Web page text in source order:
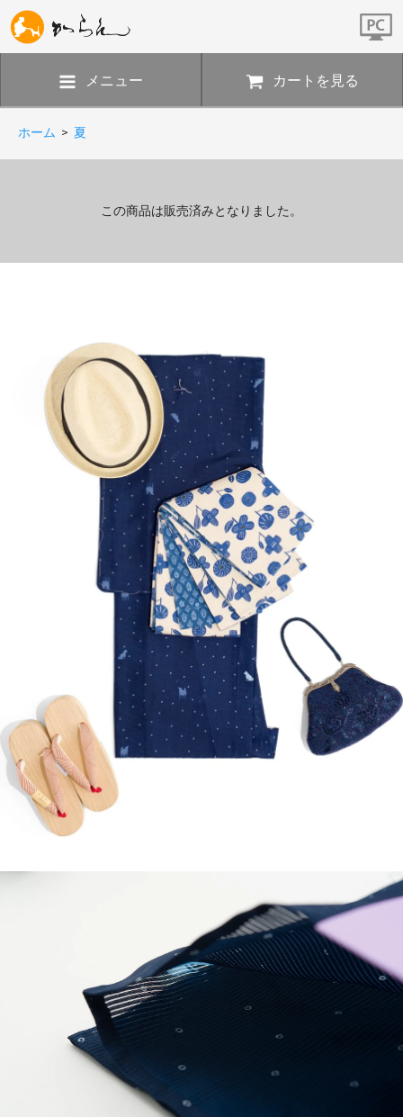
メニュー カートを見る
ホーム > 夏
この商品は販売済みとなりました。